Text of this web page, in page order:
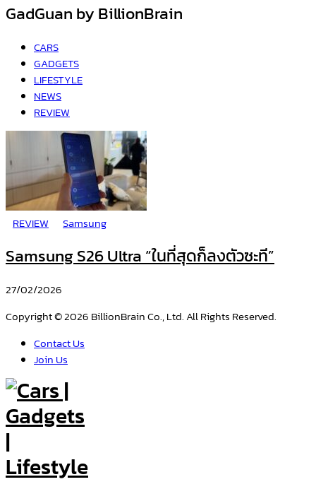
GadGuan by BillionBrain
CARS
GADGETS
LIFESTYLE
NEWS
REVIEW
REVIEW Samsung
Samsung S26 Ultra “ในที่สุดก็ลงตัวซะที”
27/02/2026
Copyright © 2026 BillionBrain Co., Ltd. All Rights Reserved.
Contact Us
Join Us